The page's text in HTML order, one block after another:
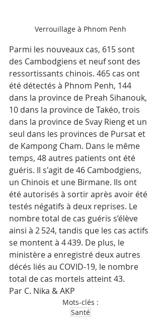
Verrouillage à Phnom Penh
Parmi les nouveaux cas, 615 sont
des Cambodgiens et neuf sont des
ressortissants chinois. 465 cas ont
été détectés à Phnom Penh, 144
dans la province de Preah Sihanouk,
10 dans la province de Takéo, trois
dans la province de Svay Rieng et un
seul dans les provinces de Pursat et
de Kampong Cham. Dans le même
temps, 48 autres patients ont été
guéris. Il s'agit de 46 Cambodgiens,
un Chinois et une Birmane. Ils ont
été autorisés à sortir après avoir été
testés négatifs à deux reprises. Le
nombre total de cas guéris s’élève
ainsi à 2 524, tandis que les cas actifs
se montent à 4 439. De plus, le
ministère a enregistré deux autres
décés liés au COVID-19, le nombre
total de cas mortels atteint 43.
Par C. Nika & AKP
Mots-clés :
Santé